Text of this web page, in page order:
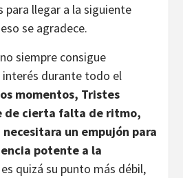
para llegar a la siguiente
se agradece.
siempre consigue
durante todo el
momentos, Tristes
de cierta falta de ritmo,
un empujón para
potente a la
quizá su punto más débil,